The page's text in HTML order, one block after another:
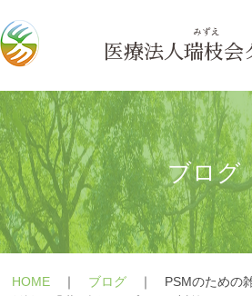
医療法人瑞枝会
ホーム
医院情
ブログ
求人情
うつ病 メ
ブログ
HOME ｜ ブログ ｜ PSMのための